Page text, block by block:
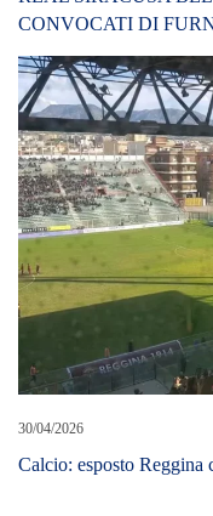
30/04/2026
Calcio: esposto Reggina